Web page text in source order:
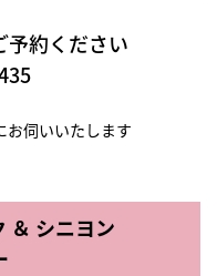
予約ください
伺いいたします
＆ シニヨン